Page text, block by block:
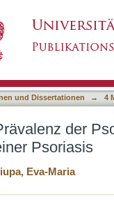
und Dissertationen → 4
der
Psoriasis
Eva-Maria